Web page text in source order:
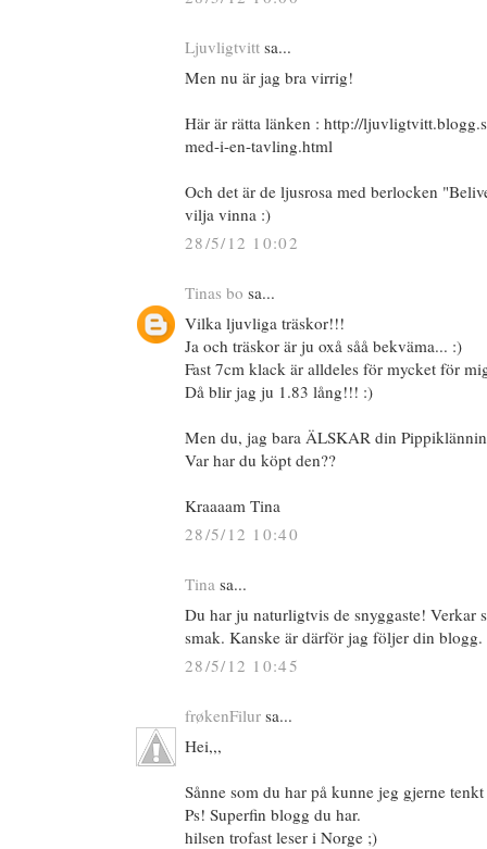
Ljuvligtvitt sa...
Men nu är jag bra virrig!
Här är rätta länken : http://
med-i-en-tavling.html
Och det är de ljusrosa med berlocken
vilja vinna :)
28/5/12 10:02
Tinas bo sa...
Vilka ljuvliga träskor!!!
Ja och träskor är ju oxå såå bekväma... :)
Fast 7cm klack är alldeles för mycket för
Då blir jag ju 1.83 lång!!! :)
Men du, jag bara ÄLSKAR din
Var har du köpt den??
Kraaaam Tina
28/5/12 10:40
Tina sa...
Du har ju naturligtvis de snyggaste! Verkar
smak. Kanske är därför jag följer din blogg.
28/5/12 10:45
frøkenFilur sa...
Hei,,,
Sånne som du har på kunne jeg gjerne
Ps! Superfin blogg du har.
hilsen trofast leser i Norge ;)